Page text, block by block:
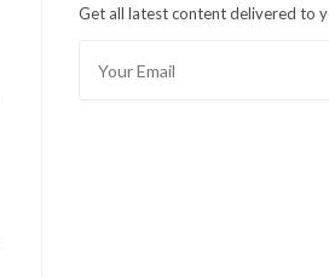
Get all latest content delivered to